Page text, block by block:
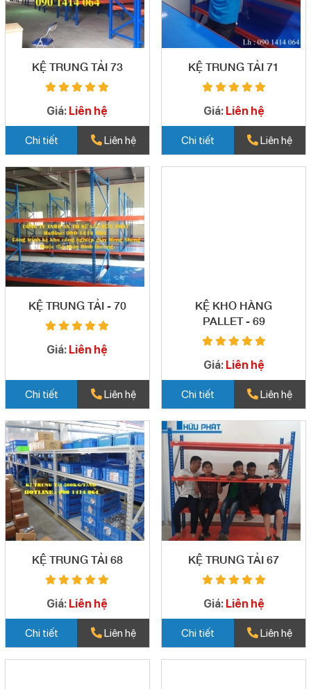
KỆ TRUNG TẢI 73
Giá: Liên hệ
Chi tiết Liên hệ
KỆ TRUNG TẢI 71
Giá: Liên hệ
Chi tiết Liên hệ
KỆ TRUNG TẢI - 70
Giá: Liên hệ
Chi tiết Liên hệ
KỆ KHO HÀNG
PALLET - 69
Giá: Liên hệ
Chi tiết Liên hệ
KỆ TRUNG TẢI 68
Giá: Liên hệ
Chi tiết Liên hệ
KỆ TRUNG TẢI 67
Giá: Liên hệ
Chi tiết Liên hệ